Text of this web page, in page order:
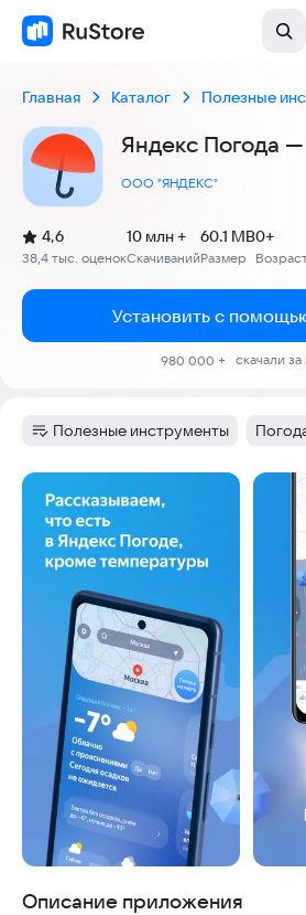
Главная Каталог Полезные
Яндекс Погода
ООО "ЯНДЕКС"
Рейтинг:
4,6
(
38,4 тыс. оценок
)
Скачиваний
10 млн +
Размер
60.1 MB0+
Установить с
980 000 + скачали
Категория:
Полезные инструменты Тег :
Скриншоты
Описание приложения